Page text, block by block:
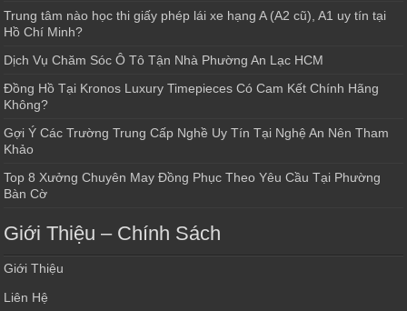
Trung tâm nào học thi giấy phép lái xe hạng A (A2 cũ), A1 uy tín tại
Hồ Chí Minh?
Dịch Vụ Chăm Sóc Ô Tô Tận Nhà Phường An Lạc HCM
Đồng Hồ Tại Kronos Luxury Timepieces Có Cam Kết Chính Hãng
Không?
Gợi Ý Các Trường Trung Cấp Nghề Uy Tín Tại Nghệ An Nên Tham
Khảo
Top 8 Xưởng Chuyên May Đồng Phục Theo Yêu Cầu Tại Phường
Bàn Cờ
Giới Thiệu – Chính Sách
Giới Thiệu
Liên Hệ